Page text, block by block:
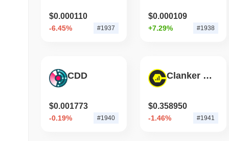
$0.000110
-6.45% #1937
$0.000109
+7.29% #1938
CDD
$0.001773
-0.19% #1940
Clanker Index
$0.358950
-1.46% #1941